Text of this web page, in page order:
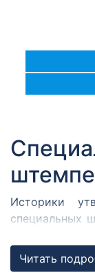
Историки
специальных
собрался
Читать